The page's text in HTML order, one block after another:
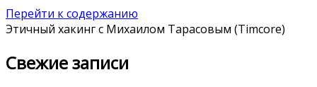
Перейти к содержанию
Этичный хакинг с Михаилом Тарасовым (Timcore)
Свежие записи